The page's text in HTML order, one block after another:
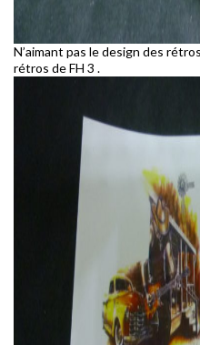
N’aimant pas le design des
rétros de FH 3 .